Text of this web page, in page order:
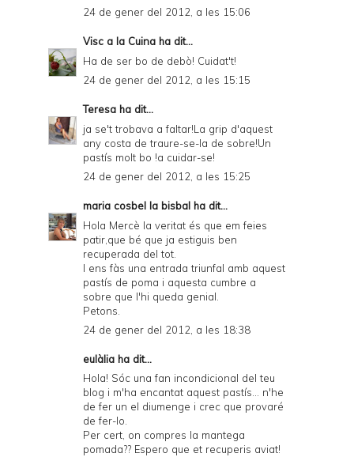
24 de gener del 2012, a les 15:06
Visc a la Cuina ha dit...
Ha de ser bo de debò! Cuidat't!
24 de gener del 2012, a les 15:15
Teresa ha dit...
ja se't trobava a faltar!La grip d'aquest
any costa de traure-se-la de sobre!Un
pastís molt bo !a cuidar-se!
24 de gener del 2012, a les 15:25
maria cosbel la bisbal ha dit...
Hola Mercè la veritat és que em feies
patir,que bé que ja estiguis ben
recuperada del tot.
I ens fàs una entrada triunfal amb aquest
pastís de poma i aquesta cumbre a
sobre que l'hi queda genial.
Petons.
24 de gener del 2012, a les 18:38
eulàlia ha dit...
Hola! Sóc una fan incondicional del teu
blog i m'ha encantat aquest pastís... n'he
de fer un el diumenge i crec que provaré
de fer-lo.
Per cert, on compres la mantega
pomada?? Espero que et recuperis aviat!